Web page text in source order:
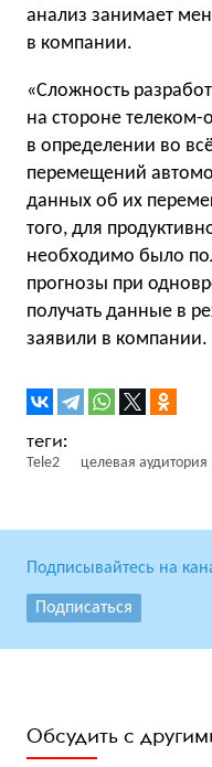
анализ занимает
в компании.
«Сложность
на стороне телеком-
в определении во
перемещений
данных об их
того, для
необходимо было
прогнозы при
получать данные в
заявили в компании.
Tele2 целевая аудитория
Подписывайтесь на
Подписаться
Обсудить с